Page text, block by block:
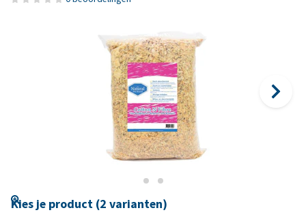
Kies je product (2 varianten)